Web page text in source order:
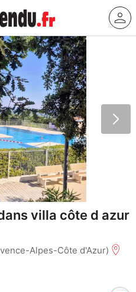
villa côte d azur
Alpes-Côte d'Azur)